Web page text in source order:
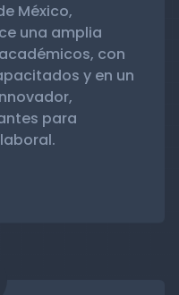
México,
una amplia
con
y en un
para